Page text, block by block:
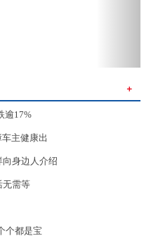
＋
逾17%
主健康出
身边人介绍
无需等
个都是宝